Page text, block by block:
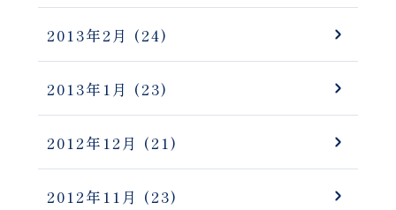
2013年2月 (24)
2013年1月 (23)
2012年12月 (21)
2012年11月 (23)